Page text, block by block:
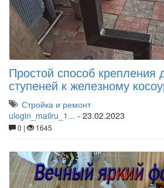
Простой способ крепления
ступеней к железному
Стройка и ремонт
ulogin_mailru_1... - 23.02.2023
0 | 1645